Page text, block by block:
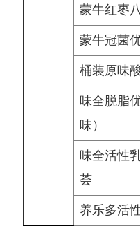
蒙牛红枣
蒙牛冠菌
桶装原味
味全脱脂
味）
味全活性
荟
养乐多活